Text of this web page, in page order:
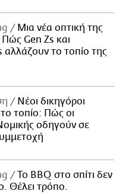
Μια νέα οπτική της
Πώς Gen Zs και
αλλάζουν το τοπίο της
Νέοι δικηγόροι
τοπίο: Πώς οι
οδηγούν σε
Το BBQ στο σπίτι δεν
Θέλει τρόπο.